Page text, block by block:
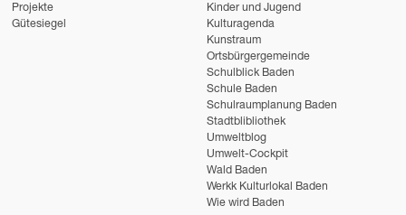
Projekte
Gütesiegel
Kinder und Jugend
Kulturagenda
Kunstraum
Ortsbürgergemeinde
Schulblick Baden
Schule Baden
Schulraumplanung Baden
Stadtblibliothek
Umweltblog
Umwelt-Cockpit
Wald Baden
Werkk Kulturlokal Baden
Wie wird Baden